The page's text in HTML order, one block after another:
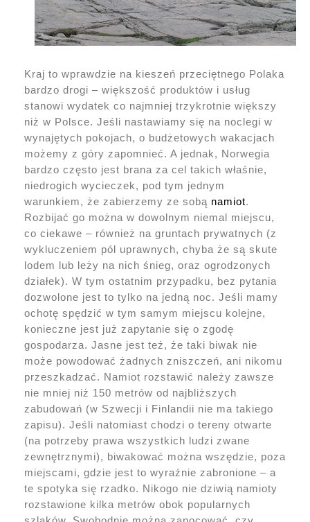
Kraj to wprawdzie na kieszeń przeciętnego Polaka
bardzo drogi – większość produktów i usług
stanowi wydatek co najmniej trzykrotnie większy
niż w Polsce. Jeśli nastawiamy się na noclegi w
wynajętych pokojach, o budżetowych wakacjach
możemy z góry zapomnieć. A jednak, Norwegia
bardzo często jest brana za cel takich właśnie,
niedrogich wycieczek, pod tym jednym
warunkiem, że zabierzemy ze sobą namiot.
Rozbijać go można w dowolnym niemal miejscu,
co ciekawe – również na gruntach prywatnych (z
wykluczeniem pól uprawnych, chyba że są skute
lodem lub leży na nich śnieg, oraz ogrodzonych
działek). W tym ostatnim przypadku, bez pytania
dozwolone jest to tylko na jedną noc. Jeśli mamy
ochotę spędzić w tym samym miejscu kolejne,
konieczne jest już zapytanie się o zgodę
gospodarza. Jasne jest też, że taki biwak nie
może powodować żadnych zniszczeń, ani nikomu
przeszkadzać. Namiot rozstawić należy zawsze
nie mniej niż 150 metrów od najbliższych
zabudowań (w Szwecji i Finlandii nie ma takiego
zapisu). Jeśli natomiast chodzi o tereny otwarte
(na potrzeby prawa wszystkich ludzi zwane
zewnętrznymi), biwakować można wszędzie, poza
miejscami, gdzie jest to wyraźnie zabronione – a
te spotyka się rzadko. Nikogo nie dziwią namioty
rozstawione kilka metrów obok popularnych